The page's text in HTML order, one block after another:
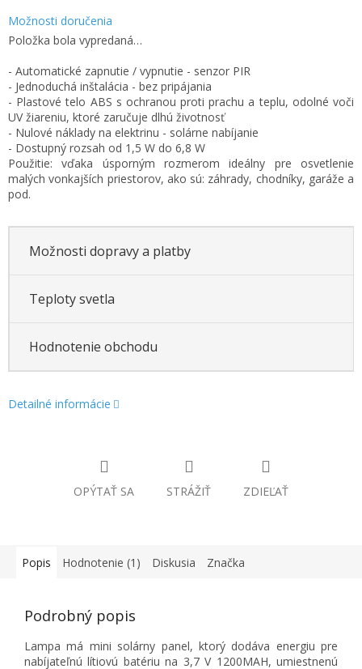
Možnosti doručenia
Položka bola vypredaná…
- Automatické zapnutie / vypnutie - senzor PIR
- Jednoduchá inštalácia - bez pripájania
- Plastové telo ABS s ochranou proti prachu a teplu, odolné voči
UV žiareniu, ktoré zaručuje dlhú životnosť
- Nulové náklady na elektrinu - solárne nabíjanie
- Dostupný rozsah od 1,5 W do 6,8 W
Použitie: vďaka úsporným rozmerom ideálny pre osvetlenie
malých vonkajších priestorov, ako sú: záhrady, chodníky, garáže a
pod.
Možnosti dopravy a platby
Teploty svetla
Hodnotenie obchodu
Detailné informácie
OPÝTAŤ SA STRÁŽIŤ ZDIEĽAŤ
Popis Hodnotenie (1) Diskusia Značka
Podrobný popis
Lampa má mini solárny panel, ktorý dodáva energiu pre
nabíjateľnú lítiovú batériu na 3,7 V 1200MAH, umiestnenú